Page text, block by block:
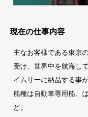
現在の仕事内容
主なお客様である東京
受け、世界中を航海し
イムリーに納品する事が
船種は自動車専用船、
ど。